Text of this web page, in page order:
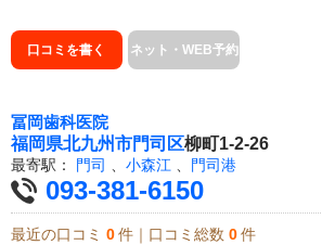
口コミを書く ネット・WEB予約
冨岡歯科医院
福岡県北九州市門司区柳町1-2-26
最寄駅： 門司 小森江 門司港
093-381-6150
最近の口コミ 0 件｜口コミ総数 0 件